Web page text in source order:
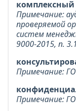
комплексный
Примечание:
проверяемой
систем
9000-2015, п.
Примечание:
Примечание: